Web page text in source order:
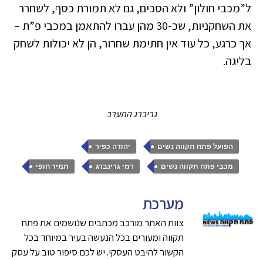
ל”מכבי חולון” ולא הסכים, גם לא תמורת כסף, לשחרר
את השחקניות, שכ-30 מהן עברו להתאמן במכבי פ”ת –
אך כרגע, כל עוד אין חתימת שחרור, הן לא יכולות לשחק
בליגה.
גריברג התערב
הפועל פתח תקווה נשים , יהודה כפיר ,
מכבי פתח תקווה נשים , רמי גרינברג , תמיר חופי
מערכת
צוות האתר מורכב מכתבים שנושמים את פתח
תקווה ומעורים בכל הנעשה בעיר במיוחד בכל
הקשור להיבט העסקי. יש לכם סיפור טוב על עסק